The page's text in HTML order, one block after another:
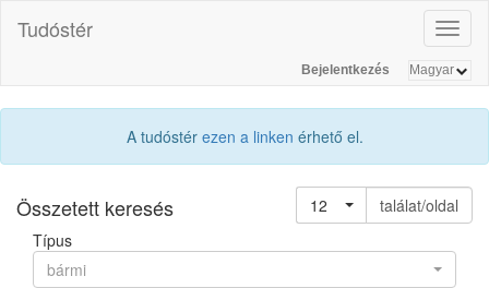
Tudóstér
Bejelentkezés
A tudóstér ezen a linken érhető el.
Összetett keresés 12
találat/oldal
Típus
bármi